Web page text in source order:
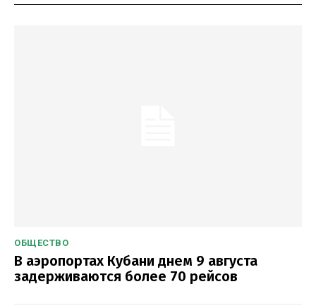
ОБЩЕСТВО
В аэропортах Кубани днем 9 августа
задерживаются более 70 рейсов